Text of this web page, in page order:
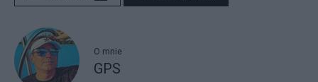
O mnie
GPS